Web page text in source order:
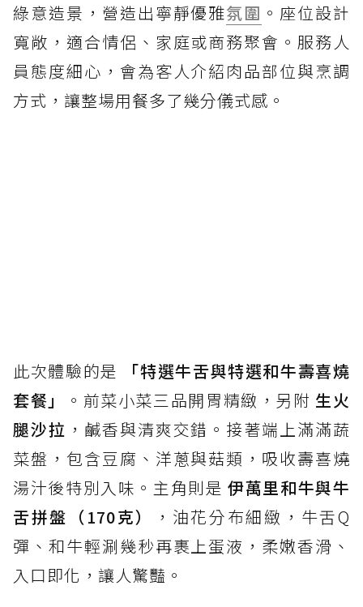
綠意造景，營造出寧靜優雅氛圍 。座位設計
寬敞，適合情侶、家庭或商務聚會。服務人
員態度細心，會為客人介紹肉品部位與烹調
方式，讓整場用餐多了幾分儀式感。
此次體驗的是
「特選牛舌與特選和牛壽喜燒
套餐」
。前菜小菜三品開胃精緻，另附 生火
腿沙拉 ，鹹香與清爽交錯。接著端上滿滿蔬
菜盤，包含豆腐、洋蔥與菇類，吸收壽喜燒
湯汁後特別入味。主角則是伊萬里和牛與牛
舌拼盤（170克）
，油花分布細緻，牛舌Q
彈、和牛輕涮幾秒再裹上蛋液，柔嫩香滑、
入口即化，讓人驚豔。